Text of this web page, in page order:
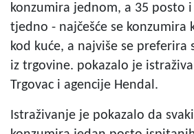
konzumira jednom, a 35 posto
tjedno - najčešće se konzumira
kod kuće, a najviše se preferira
iz trgovine. pokazalo je
Trgovac i agencije Hendal.
Istraživanje je pokazalo da